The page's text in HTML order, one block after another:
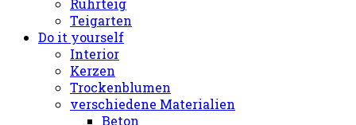
Rührteig
Teigarten
Do it yourself
Interior
Kerzen
Trockenblumen
verschiedene Materialien
Beton